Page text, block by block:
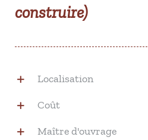
construire)
Localisation
Coût
Maître d'ouvrage